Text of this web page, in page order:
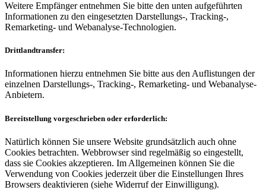
Weitere Empfänger entnehmen Sie bitte den unten aufgeführten
Informationen zu den eingesetzten Darstellungs-, Tracking-,
Remarketing- und Webanalyse-Technologien.
Drittlandtransfer:
Informationen hierzu entnehmen Sie bitte aus den Auflistungen der
einzelnen Darstellungs-, Tracking-, Remarketing- und Webanalyse-
Anbietern.
Bereitstellung vorgeschrieben oder erforderlich:
Natürlich können Sie unsere Website grundsätzlich auch ohne
Cookies betrachten. Webbrowser sind regelmäßig so eingestellt,
dass sie Cookies akzeptieren. Im Allgemeinen können Sie die
Verwendung von Cookies jederzeit über die Einstellungen Ihres
Browsers deaktivieren (siehe Widerruf der Einwilligung).